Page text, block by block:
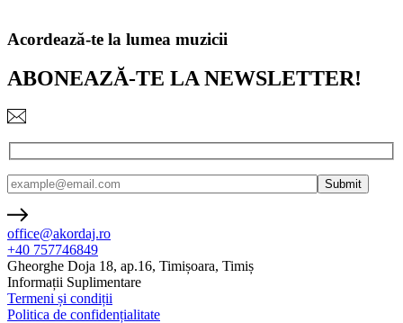
Acordează-te la lumea muzicii
ABONEAZĂ-TE LA NEWSLETTER!
office@akordaj.ro
+40 757746849
Gheorghe Doja 18, ap.16, Timișoara, Timiș
Informații Suplimentare
Termeni și condiții
Politica de confidențialitate